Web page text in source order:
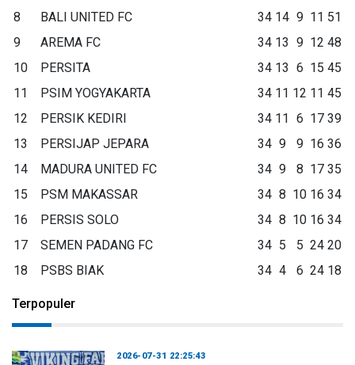
8
BALI UNITED FC 34 14 9 11 51
9
AREMA FC 34 13 9 12 48
10
PERSITA 34 13 6 15 45
11
PSIM YOGYAKARTA 34 11 12 11 45
12
PERSIK KEDIRI 34 11 6 17 39
13
PERSIJAP JEPARA 34 9 9 16 36
14
MADURA UNITED FC 34 9 8 17 35
15
PSM MAKASSAR 34 8 10 16 34
16
PERSIS SOLO 34 8 10 16 34
17
SEMEN PADANG FC 34 5 5 24 20
18
PSBS BIAK 34 4 6 24 18
Terpopuler
2026-07-31 22:25:43